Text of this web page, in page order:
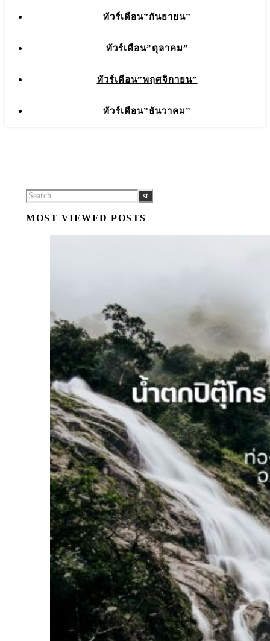
ทัวร์เดือน”กันยายน”
ทัวร์เดือน”ตุลาคม”
ทัวร์เดือน”พฤศจิกายน”
ทัวร์เดือน”ธันวาคม”
MOST VIEWED POSTS